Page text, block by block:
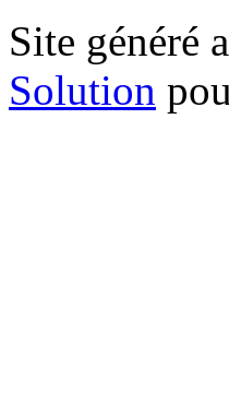
Site généré
Solution